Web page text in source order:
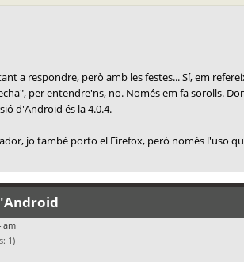
a respondre, però amb les festes... Sí, em
per entendre'ns, no. Només em fa sorolls.
d'Android és la 4.0.4.
jo també porto el Firefox, però només l'uso
am
1)